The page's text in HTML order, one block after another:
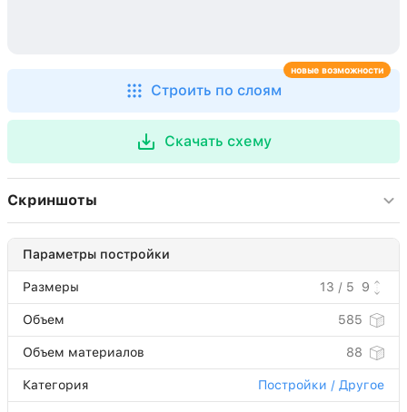
Строить по слоям
новые возможности
Скачать схему
Скриншоты
Параметры постройки
Размеры 13 / 5 9
Объем 585
Объем материалов 88
Категория Постройки / Другое